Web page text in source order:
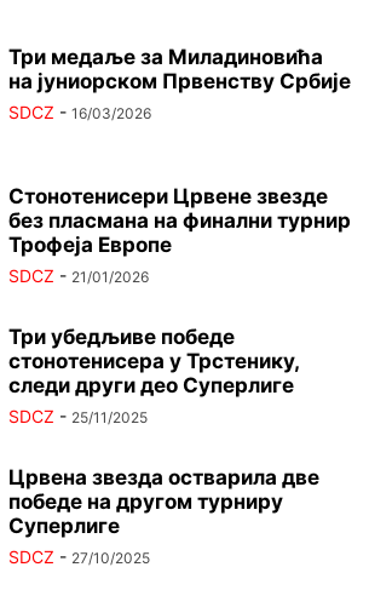
Три медаље за Миладиновића
на јуниорском Првенству Србије
SDCZ - 16/03/2026
Стонотенисери Црвене звезде
без пласмана на финални турнир
Трофеја Европе
SDCZ - 21/01/2026
Три убедљиве победе
стонотенисера у Трстенику,
следи други део Суперлиге
SDCZ - 25/11/2025
Црвена звезда остварила две
победе на другом турниру
Суперлиге
SDCZ - 27/10/2025